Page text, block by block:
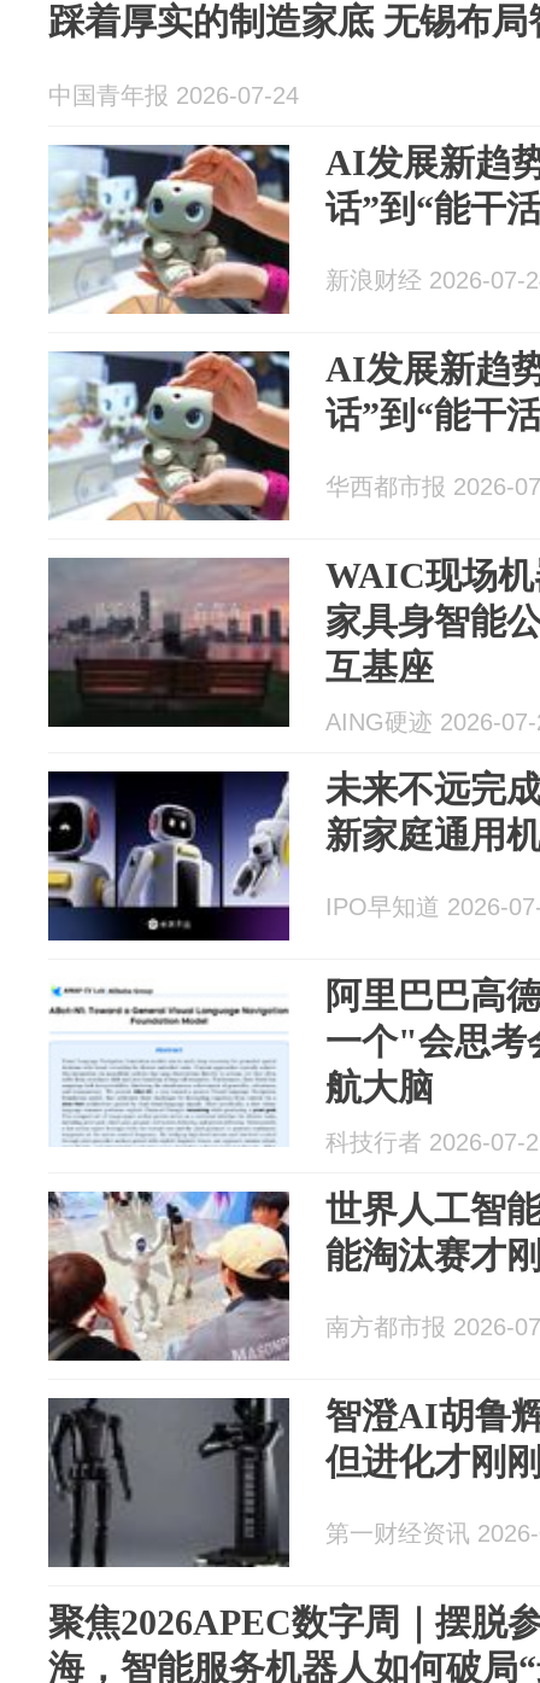
踩着厚实的制造家底 无锡布局
中国青年报 2026-07-24
AI发展新趋
话”到“能干
新浪财经 2026-07-
AI发展新趋
话”到“能干
华西都市报 2026-
WAIC现场
家具身智能
互基座
AING硬迹 2026-
未来不远完
新家庭通用
IPO早知道 2026-
阿里巴巴高
一个"会思考
航大脑
科技行者 2026-07-
世界人工智
能淘汰赛才
南方都市报 2026-
智澄AI胡鲁
但进化才刚
第一财经资讯
聚焦2026APEC数字周｜摆脱
海，智能服务机器人如何破局